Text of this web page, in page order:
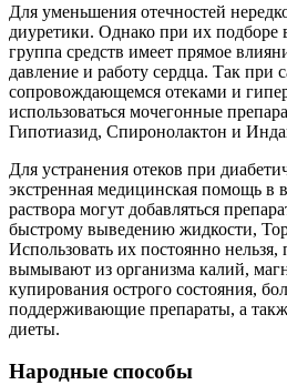
Для уменьшения отечностей
диуретики. Однако при их подборе
группа средств имеет прямое
давление и работу сердца. Так при
сопровождающемся отеками и
использоваться мочегонные
Гипотиазид, Спиронолактон и
Для устранения отеков при
экстренная медицинская помощь в
раствора могут добавляться
быстрому выведению жидкости,
Использовать их постоянно
вымывают из организма калий,
купирования острого состояния,
поддерживающие препараты, а
диеты.
Народные способы